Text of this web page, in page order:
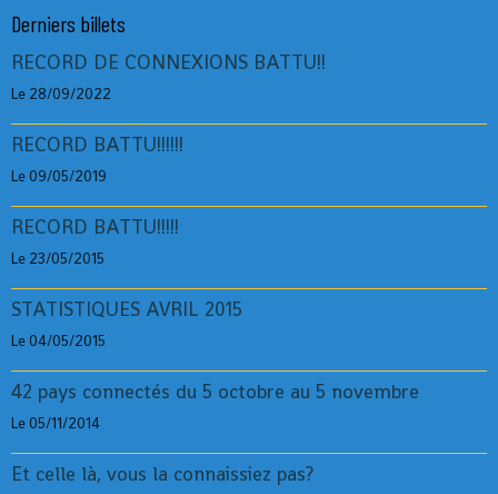
Derniers billets
RECORD DE CONNEXIONS BATTU!!
Le 28/09/2022
RECORD BATTU!!!!!!
Le 09/05/2019
RECORD BATTU!!!!!
Le 23/05/2015
STATISTIQUES AVRIL 2015
Le 04/05/2015
42 pays connectés du 5 octobre au 5 novembre
Le 05/11/2014
Et celle là, vous la connaissiez pas?